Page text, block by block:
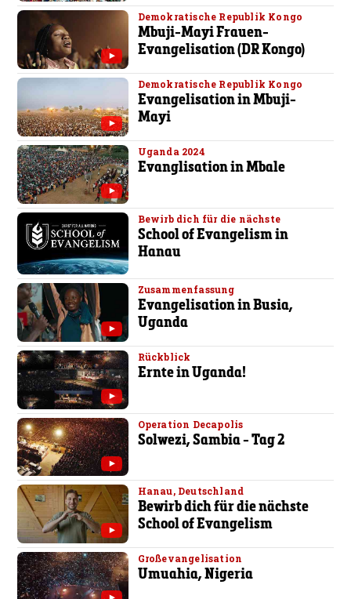
Demokratische Republik Kongo
Mbuji-Mayi Frauen-
Evangelisation (DR Kongo)
Demokratische Republik Kongo
Evangelisation in Mbuji-
Mayi
Uganda 2024
Evanglisation in Mbale
Bewirb dich für die nächste
School of Evangelism in
Hanau
Zusammenfassung
Evangelisation in Busia,
Uganda
Rückblick
Ernte in Uganda!
Operation Decapolis
Solwezi, Sambia - Tag 2
Hanau, Deutschland
Bewirb dich für die nächste
School of Evangelism
Großevangelisation
Umuahia, Nigeria